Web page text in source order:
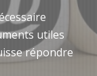
utiles
répondre